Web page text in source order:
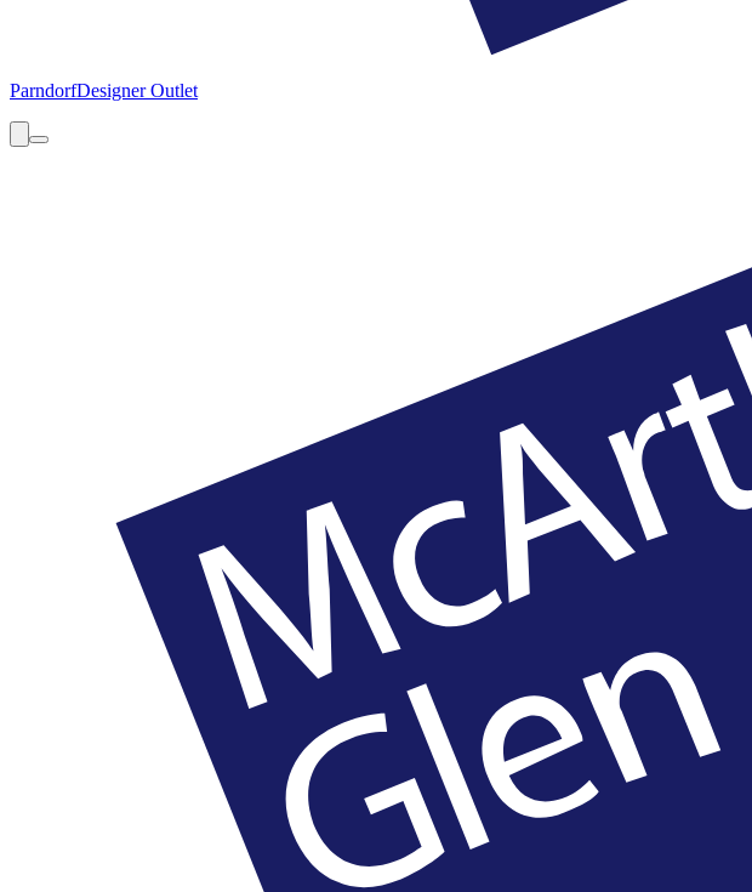
ParndorfDesigner Outlet